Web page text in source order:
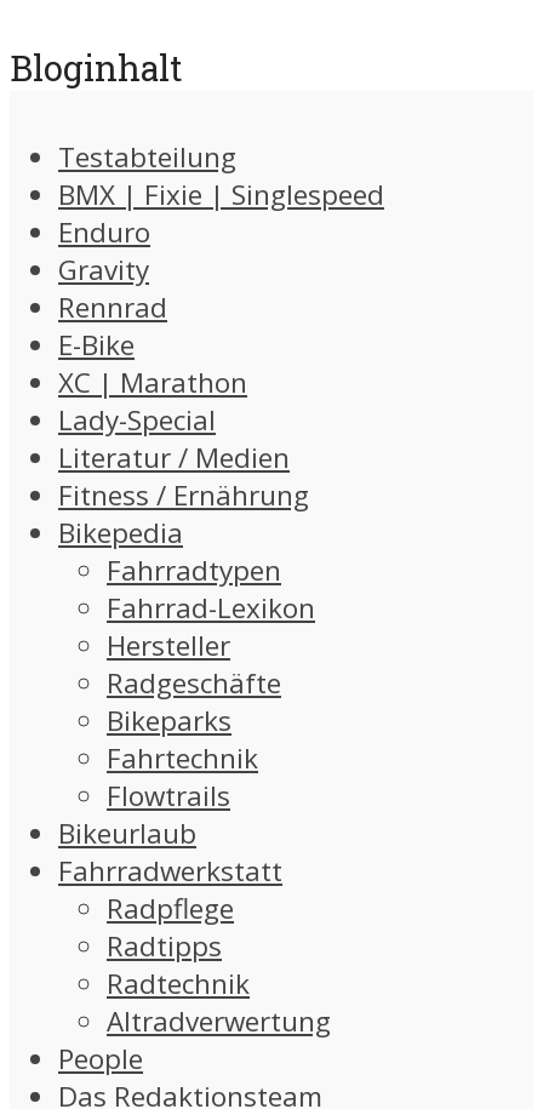
Bloginhalt
Testabteilung
BMX | Fixie | Singlespeed
Enduro
Gravity
Rennrad
E-Bike
XC | Marathon
Lady-Special
Literatur / Medien
Fitness / Ernährung
Bikepedia
Fahrradtypen
Fahrrad-Lexikon
Hersteller
Radgeschäfte
Bikeparks
Fahrtechnik
Flowtrails
Bikeurlaub
Fahrradwerkstatt
Radpflege
Radtipps
Radtechnik
Altradverwertung
People
Das Redaktionsteam